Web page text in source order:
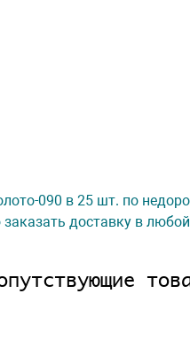
090 в 25 шт. по
доставку в